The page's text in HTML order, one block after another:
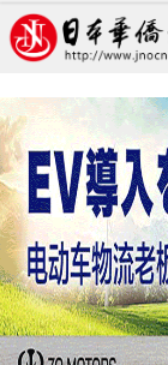
在日中国技能
《日本新华侨报》
日本华侨报网 2021/